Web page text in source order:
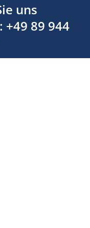
uns
89 944